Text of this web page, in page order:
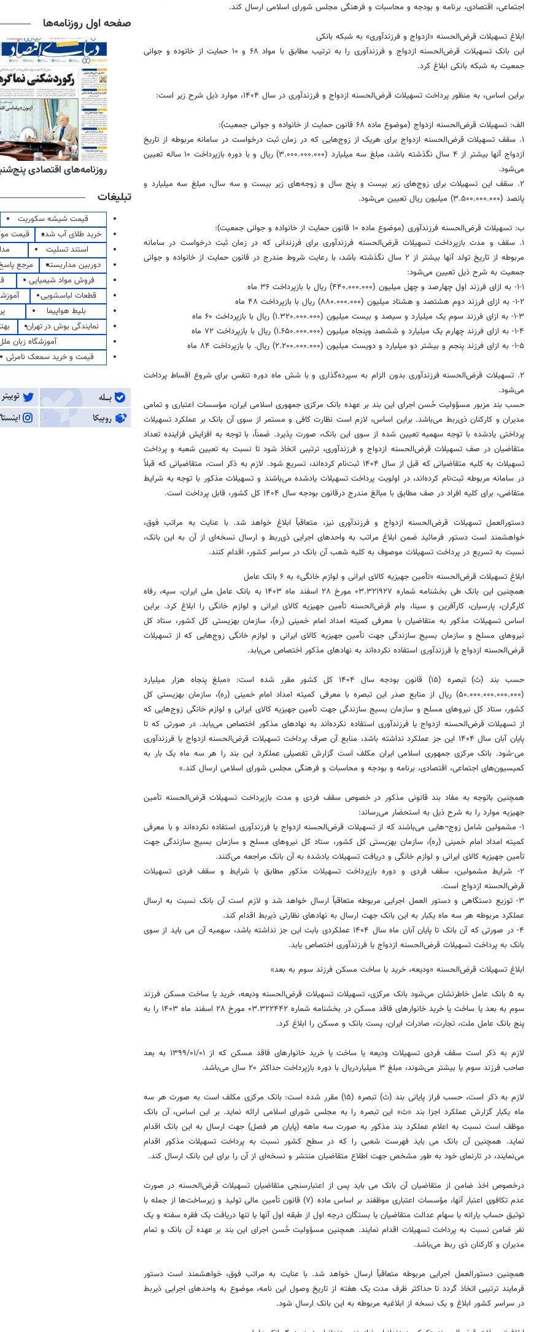
اجتماعی، اقتصادی، برنامه و بودجه و محاسبات و فرهنگی مجلس شورای اسلامی ارسال کند.
ابلاغ تسهیلات قرض‌الحسنه «ازدواج و فرزندآوری» به شبکه بانکی
این بانک تسهیلات قرض‌الحسنه ازدواج وفرزندآوری را به ترتیب مطابق با مواد ۶۸ و ۱۰ حمایت از خانودهو جوانی
جمعیت به شبکه بانکی ابلاغ کرد.
براین اساس، به منظور پرداخت تسهیلات قرض‌الحسنه ازدواج و فرزندآوری در سال ۱۴۰۴، موارد ذیل شرح زیر است:
الف: تسهیلات قرض‌الحسنه ازدواج (موضوع ماده ۶۸ قانون حمایت از خانواده و جوانی جمعیت):
۱. سقف تسهیلات قرض‌الحسنه ازدواج برای هریک از زوج‌هایی که در زمان ثبت درخواست در سامانه مربوطه از تاریخ
ازدواج آنها بیشتر از ۴ سال نگذشته باشد، مبلغ سه میلیارد (۳.۰۰۰.۰۰۰.۰۰۰) ریال و با دوره بازپرداخت ۱۰ ساله تعیین
می‌شود.
۲. سقف این تسهیلات برای زوج‌های زیر بیست و پنج سال و زوجه‌های زیر بیست و سه سال، مبلغ سه میلیارد و
پانصد (۳.۵۰۰.۰۰۰.۰۰۰) میلیون ریال تعیین می‌شود.
ب: تسهیلات قرض‌الحسنه فرزندآوری (موضوع ماده ۱۰ قانون حمایت از خانواده و جوانی جمعیت):
۱. سقف و مدت بازپرداخت تسهیلات قرض‌الحسنه
فرزندآوریبرای فرزندانی که در زمان ثبت درخواست در سامانه
مربوطه از تاریخ تولد آنها بیشتر از ۲ سال نگذشته باشد، با رعایت شروط مندرج در قانون حمایت از خانواده و جوانی
جمعیت به شرح ذیل تعیین می‌شود:
۱‏-۱‏- به ازای فرزند اول چهارصد و چهل میلیون (۴۴۰.۰۰۰.۰۰۰) ریال با بازپرداخت ۳۶ ماه
۲‏-۱‏- به ازای فرزند دوم هشتصد و هشتاد میلیون (۸۸۰.۰۰۰.۰۰۰) ریال با بازپرداخت ۴۸ ماه
۳‏-۱‏- به ازای فرزند سوم یک میلیارد و سیصد و بیست میلیون (۱.۳۲۰.۰۰۰.۰۰۰) ریال با بازپرداخت ۶۰ ماه
۴‏-۱‏- به ازای فرزند چهارم یک میلیارد و ششصد
وپنجاه میلیون (۱.۶۵۰.۰۰۰.۰۰۰) ریال با بازپرداخت ۷۲ ماه
۵‏-۱‏- به ازای فرزند پنجم و بیشتر دو میلیارد و دویست میلیون (۲.۲۰۰.۰۰۰.۰۰۰) ریال. با بازپرداخت ۸۴ ماه
۲. تسهیلات قرض‌الحسنه فرزندآوری بدون الزام به سپرده‌گذاری و با شش ماه دوره تنفس برای شروع اقساط پرداخت
می‌شود.
حسب بند مزبور مسؤولیت حُسن اجرای این بند بر عهده بانک مرکزی جمهوری اسلامی ایران، مؤسسات اعتباری و تمامی
مدیران و کارکنان ذی‌ربط می‌باشد. براین اساس، لازم است نظارت کافی و مستمر از سوی آن بانک بر عملکرد تسهیلات
پرداختی یادشده با توجه سهمیه تعیین شده از سوی این بانک، صورت پذیرد. ضمناً، با توجه به افزایش فزاینده تعداد
متقاضیان در صف تسهیلات قرض‌الحسنه ازدواج و فرزندآوری، ترتیبی اتخاذ شود تا نسبت به تعیین شعبه و پرداخت
تسهیلات به کلیه متقاضیانی که قبل از سال ۱۴۰۴ ثبت‌نام کرده‌اند، تسریع شود. لازم به ذکر است، متقاضیانی که قبلاً
در سامانه مربوطه ثبت‌نام کرده‌اند، در اولویت پرداخت تسهیلات یادشده می‌باشند و تسهیلات مذکور با توجه به شرایط
متقاضی، برای کلیه افراد در صف مطابق با مبالغ مندرج درقانون بودجه سال ۱۴۰۴ کل کشور، قابل پرداخت است.
دستورالعمل تسهیلات قرض‌الحسنه ازدواج و فرزندآورینیز، متعاقباً ابلاغ خواهد شد. با عنایت به مراتب فوق،
خواهشمند است دستور فرمائید ضمن ابلاغ مراتب به واحدهای اجرایی ذی‌ربط و ارسال نسخه‌ای از آن به این بانک،
نسبت به تسریع در پرداخت تسهیلات موصوف به کلیه شعب آن بانک در سراسر کشور، اقدام کنند.‏
ابلاغ تسهیلات قرض‌الحسنه «تأمین جهیزیه کالای ایرانی و لوازم خانگی» به ۶ بانک عامل
همچنین این بانک طی بخشنامه شماره ۰۳.۳۲۱۹۲۷ مورخ ۲۸ اسفند ماه ۱۴۰۳ به بانک عامل ملی ایران، سپه، رفاه
کارگران، پارسیان، کارآفرین و سینا، وام قرض‌الحسنه تأمین جهیزیه کالای ایرانی و لوازم خانگی را ابلاغ کرد. براین
اساس تسهیلات مذکور به متقاضیان با معرفی کمیته امداد امام خمینی (ره)، سازمان بهزیستی کل کشور، ستاد کل
نیروهای مسلح و سازمان بسیج سازندگی جهت تأمین جهیزیه کالای ایرانی و لوازم خانگی زوج‌هایی که از تسهیلات
قرض‌الحسنه ازدواج یا فرزندآوری استفاده نکرده‌اند به نهادهای مذکور اختصاص می‌یابد.
حسب بند (ث)
تبصره (۱۵) قانون بودجه سال ۱۴۰۴ کل کشور مقرر شده است: «مبلغ پنجاه هزار میلیارد
(۵۰.۰۰۰.۰۰۰.۰۰۰.۰۰۰) ریال از منابع صدر این تبصره با معرفی کمیته امداد امام خمینی (ره)، سازمان بهزیستی کل
کشور، ستاد کل نیروهای مسلح و سازمان بسیج سازندگی جهت تأمین جهیزیه کالای ایرانی و لوازم خانگی زوج‌هایی که
از تسهیلات قرض‌الحسنه ازدواج یافرزندآوری استفاده نکرده‌اند به نهادهای مذکور اختصاص می‌یابد. در صورتی که تا
پایان آبان سال ۱۴۰۴ این جز عملکرد نداشته باشد، منابع آن صرف پرداخت تسهیلات قرض‌الحسنه ازدواج یا
فرزندآوری
می-شود. بانک مرکزی جمهوری اسلامی ایران مکلف است گزارش تفصیلی عملکرد این بند را هر سه ماه یک بار به
کمیسیون‌های اجتماعی، اقتصادی، برنامه و بودجه و محاسبات و فرهنگی مجلس شورای اسلامی ارسال کند.»
همچنین باتوجهبه مفاد بند قانونی مذکور در خصوص سقف فردی و مدت بازپرداخت تسهیلات قرض‌الحسنه تأمین
جهیزیه موارد را به شرح ذیل به استحضار می‌رساند:
۱‏- مشمولین شامل
زوج¬هایی می‌باشند که از تسهیلات قرض‌الحسنه ازدواج یافرزندآوری استفاده نکرده‌اند و با معرفی
کمیته امداد امام خمینی (ره)، سازمان بهزیستی کل کشور، ستاد کل نیروهای مسلح و سازمان بسیج سازندگی جهت
تأمین جهیزیه کالای ایرانی و لوازم خانگی و دریافت تسهیلات یادشده به آن بانک مراجعه می‌کنند.
۲‏- شرایط مشمولین، سقف فردی و دوره بازپرداخت تسهیلات مذکور مطابق با شرایط و سقف فردی تسهیلات
قرض‌الحسنه ازدواج است.
۳‏- توزیع دستگاهی و دستور
العمل اجرایی مربوطه متعاقباً ارسال خواهد شد و لازم است آن بانک نسبت به ارسال
عملکرد مربوطه هر سه ماه یکبار به این بانک جهت ارسال به نهادهای نظارتی ذیربط اقدام کند.
۴‏- در صورتی که آن بانک تا پایان آبان ماه سال ۱۴۰۴ عملکردی بابت این جز نداشته باشد، سهمیه آن
میباید از سوی
بانک به پرداخت تسهیلات قرض‌الحسنه ازدواج یا فرزندآوری اختصاص یابد.
ابلاغ تسهیلات قرض‌الحسنه «ودیعه، خرید یا ساخت مسکن فرزند سوم به بعد»
به ۵ بانک عامل خاطرنشان می‌شود بانک مرکزی، تسهیلات تسهیلات قرض‌الحسنه ودیعه، خرید یا ساخت مسکن فرزند
سوم به بعد یا ساخت یا خرید خانوارهای فاقد مسکن در بخشنامه شماره ۰۳.۳۲۲۴۴۲ مورخ ۲۸ اسفند ماه ۱۴۰۳ را به
پنج بانک عامل ملت، تجارت، صادرات ایران، پست بانک و مسکن را ابلاغ کرد.
لازم به ذکر است سقف فردی تسهیلات ودیعه یا ساخت یا خرید خانوارهای فاقد مسکن که از ۰۱/‏۰۱/‏۱۳۹۹‬ به بعد
صاحب فرزند سوم یا بیشتر می‌شوند، مبلغ ۳
میلیاردریال با دوره بازپرداخت حداکثر ۲۰ سال می‌باشد.
لازم به ذکر است، حسب فراز پایانی بند (ث)
تبصره (۱۵) مقرر شده است: بانک مرکزی مکلف است به صورت هر سه
ماه یکبارگزارش عملکرد اجزا بند «ث»این تبصره را به مجلس شورای اسلامی ارائه نماید. بر این اساس، آن بانک
موظف است نسبت به اعلام عملکرد بند مذکور به صورت سه ماهه (پایان هر فصل) جهت ارسال به این بانک اقدام
نماید. همچنین آن بانک میباید فهرست شعبی را که در سطح کشور نسبت به پرداخت تسهیلات مذکور اقدام
می‌نمایند، در تارنمای خود به طور مشخص جهت اطلاع متقاضیان منتشر و نسخه‌ای از آن را برای این بانک ارسال کند.
درخصوصاخذ ضامن از متقاضیان آن بانک می باید پس از اعتبارسنجی متقاضیان تسهیلات قرض‌الحسنه در صورت
عدمتکافوی اعتبار آنها، مؤسسات اعتباری موظفند بر اساس ماده (۷) قانون تأمین مالی تولید و زیرساخت‌ها از جمله با
توثیق حساب یارانه یا سهام عدالت متقاضیان یا بستگان درجه اول از طبقه اول آنها یا تنها دریافت یک فقره سفته و یک
نفر ضامن نسبت به پرداخت تسهیلات اقدام نمایند. همچنین مسؤولیت حُسن اجرای این بند بر عهده آن بانک و تمام
مدیران و کارکنان ذی ربط می‌باشد.
همچنین دستورالعمل اجرایی مربوطه متعاقباً ارسال خواهد شد. با عنایت به مراتب فوق، خواهشمند است دستور
فرمایند ترتیبی اتخاذ گردد تا حداکثر ظرف مدت یک هفته از تاریخ وصول این نامه، موضوع به واحدهای اجرایی ذیربط
در سراسر کشور ابلاغ و یک نسخه از ابلاغیه مربوطه به این بانک ارسال شود.‏‏‏‏‏‏‏‏‏‏
صفحه اول روزنامه‌ها
روزنامه‌های اقتصادی پنج‌شنبه ۱۵ مرداد
تبلیغات
قیمت شیشه سکوریت
خرید طلای آب شده
قیمت
استند تسلیت
دوربین مداربسته
مرجع
فروش مواد شیمیایی
قطعات لباسشویی
بلیط هواپیما
نمایندگی بوش در تهران
آموزشگاه زبان
قیمت و خرید سمعک نامرئی